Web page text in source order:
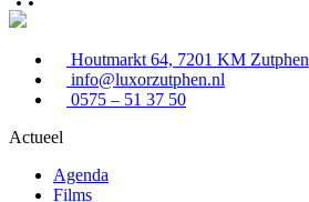
Houtmarkt 64, 7201 KM Zutphen
info@luxorzutphen.nl
0575 – 51 37 50
Actueel
Agenda
Films